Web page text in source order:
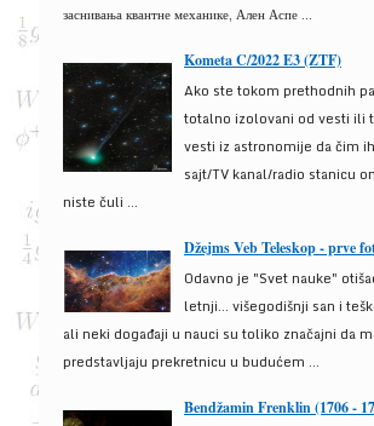
заснивања квантне механике, Ален Аспе ...
Kometa C/2022 E3 (ZTF)
Ako ste tokom prethodnih
totalno izolovani od vesti ili
vesti iz astronomije da čim
sajt/TV kanal/radio stanicu
niste čuli ...
Džejms Veb Teleskop - prve
Odavno je "Svet nauke"
letnji... višegodišnji san i
ali neki događaji u nauci su toliko značajni da
predstavljaju prekretnicu u budućem ...
Bendžamin Frenklin (1706 -